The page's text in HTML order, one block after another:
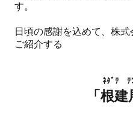
す。
日頃の感謝を込めて、株
ご紹介する
ﾈﾀﾞﾃ
「根建